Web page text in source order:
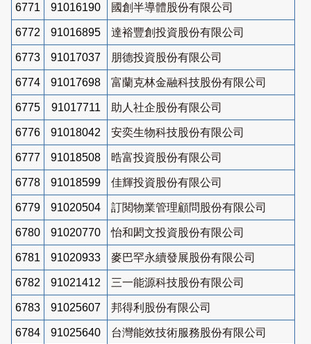
6771 91016190 國創半導體股份有限公司
6772 91016895 達裕豐創投資股份有限公司
6773 91017037 朋德投資股份有限公司
6774 91017698 富蘭克林金融科技股份有限公司
6775 91017711 助人社企股份有限公司
6776 91018042 安奕生物科技股份有限公司
6777 91018508 晧富投資股份有限公司
6778 91018599 佳輝投資股份有限公司
6779 91020504 訂閱物業管理顧問股份有限公司
6780 91020770 怡和閎文投資股份有限公司
6781 91020933 麥巴罕永續發展股份有限公司
6782 91021412 三一能源科技股份有限公司
6783 91025607 邦得利股份有限公司
6784 91025640 台灣能效技術服務股份有限公司